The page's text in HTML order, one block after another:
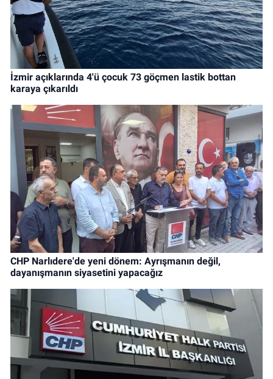
İzmir açıklarında 4'ü çocuk 73 göçmen lastik bottan
karaya çıkarıldı
CHP Narlıdere'de yeni dönem: Ayrışmanın değil,
dayanışmanın siyasetini yapacağız